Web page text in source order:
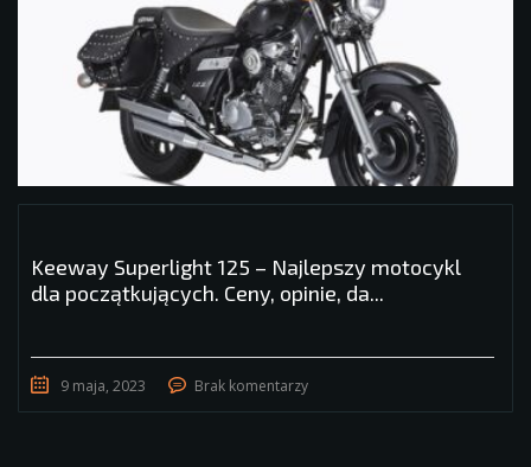
Keeway Superlight 125 – Najlepszy motocykl
dla początkujących. Ceny, opinie, da...
9 maja, 2023 Brak komentarzy